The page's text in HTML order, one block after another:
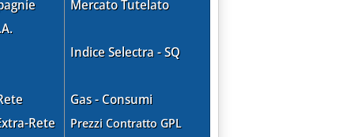
A TOR VAIANICA (RM)'
alle 15.9.
Rete
Mercato Tutelato
Indice Selectra - SQ
Gas - Consumi
Prezzi Contratto GPL